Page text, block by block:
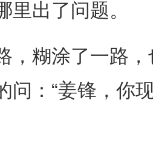
里出了问题。
糊涂了一路，
问：“姜锋，你